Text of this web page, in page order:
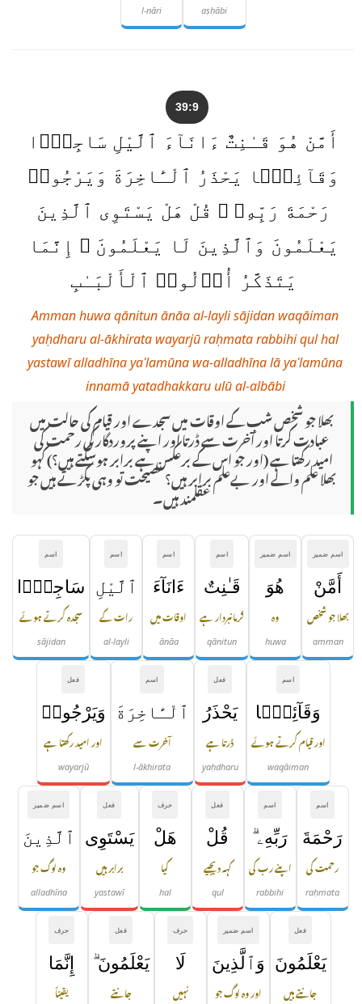
aṣḥābi
l-nāri
39:9
أَمَّنْ هُوَ قَـٰنِتٌ ءَانَآءَ ٱلَّيْلِ سَاجِدًۭا
وَقَآئِمًۭا يَحْذَرُ ٱلْـَٔاخِرَةَ وَيَرْجُوا۟
رَحْمَةَ رَبِّهِۦ ۗ قُلْ هَلْ يَسْتَوِى ٱلَّذِينَ
يَعْلَمُونَ وَٱلَّذِينَ لَا يَعْلَمُونَ ۗ إِنَّمَا
يَتَذَكَّرُ أُو۟لُوا۟ ٱلْأَلْبَـٰبِ
Amman huwa qānitun ānāa al-layli sājidan waqāiman
yaḥdharu al-ākhirata wayarjū raḥmata rabbihi qul hal
yastawī alladhīna yaʿlamūna wa-alladhīna lā yaʿlamūna
innamā yatadhakkaru ulū al-albābi
بھلا جو شخص شب کے اوقات میں سجدے اور قیام کی حالت میں
عبادت کرتا اور آخرت سے ڈرتا اور اپنے پروردگار کی رحمت کی
امید رکھتا ہے (اور جو اس کے برعکس ہے برابر ہوسکتے ہیں؟) کہو
بھلا علم والے اور بےعلم برابر ہیں؟ نصیحت تو وہی پکڑتے ہیں جو
عقلمند ہیں۔
اسم ضمیر
أَمَّنْ
بھلا جو شخص
amman
اسم ضمیر
هُوَ
وہ
huwa
اسم
قَـٰنِتٌ
فرمانبردار ہے
qānitun
اسم
ءَانَآءَ
اوقات میں
ānāa
اسم
ٱلَّيْلِ
رات کے
al-layli
اسم
سَاجِدًۭا
سجدہ کرتے ہوئے
sājidan
اسم
وَقَآئِمًۭا
اور قیام کرتے ہوئے
waqāiman
فعل
يَحْذَرُ
ڈرتا ہے
yaḥdharu
اسم
ٱلْـَٔاخِرَةَ
آخرت سے
l-ākhirata
فعل
وَيَرْجُوا۟
اور امید رکھتا ہے
wayarjū
اسم
رَحْمَةَ
رحمت کی
raḥmata
اسم
رَبِّهِۦ ۗ
اپنے رب کی
rabbihi
فعل
قُلْ
کہہ دیجیے
qul
حرف
هَلْ
کیا
hal
فعل
يَسْتَوِى
برابر ہیں
yastawī
اسم ضمیر
ٱلَّذِينَ
وہ لوگ جو
alladhīna
فعل
يَعْلَمُونَ
جانتے ہیں
اسم ضمیر
وَٱلَّذِينَ
اور وہ لوگ جو
حرف
لَا
نہیں
فعل
يَعْلَمُونَ ۗ
جانتے
حرف
إِنَّمَا
یقیناً